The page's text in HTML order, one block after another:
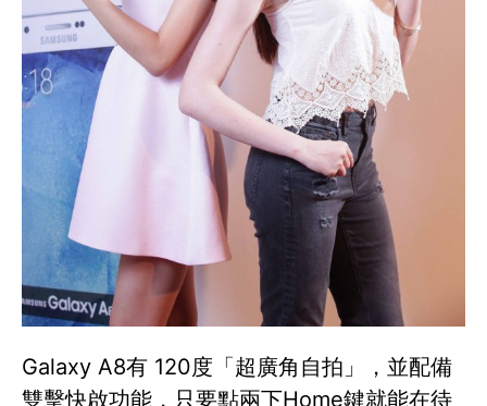
Galaxy A8有 120度「超廣角自拍」，並配備
雙擊快啟功能，只要點兩下Home鍵就能在待